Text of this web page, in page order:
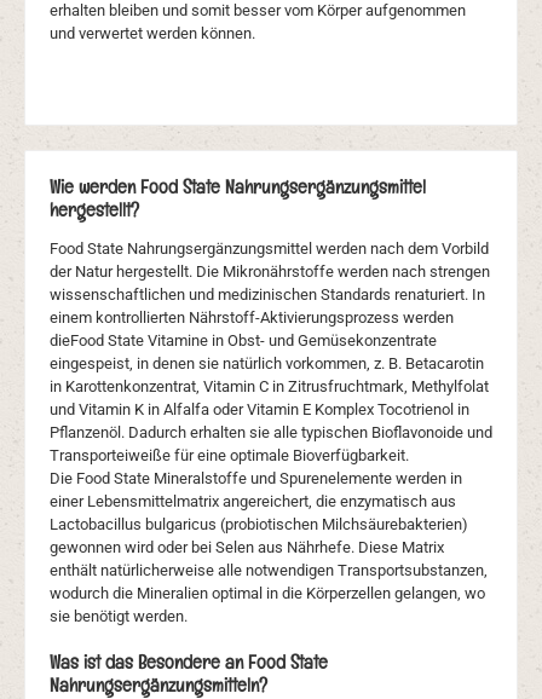
erhalten bleiben und somit besser vom Körper aufgenommen
und verwertet werden können.
Wie werden Food State Nahrungsergänzungsmittel
hergestellt?
Food State Nahrungsergänzungsmittel werden nach dem Vorbild
der Natur hergestellt. Die Mikronährstoffe werden nach strengen
wissenschaftlichen und medizinischen Standards renaturiert. In
einem kontrollierten Nährstoff-Aktivierungsprozess werden
dieFood State Vitamine in Obst- und Gemüsekonzentrate
eingespeist, in denen sie natürlich vorkommen, z. B. Betacarotin
in Karottenkonzentrat, Vitamin C in Zitrusfruchtmark, Methylfolat
und Vitamin K in Alfalfa oder Vitamin E Komplex Tocotrienol in
Pflanzenöl. Dadurch erhalten sie alle typischen Bioflavonoide und
Transporteiweiße für eine optimale Bioverfügbarkeit.
Die Food State Mineralstoffe und Spurenelemente werden in
einer Lebensmittelmatrix angereichert, die enzymatisch aus
Lactobacillus bulgaricus (probiotischen Milchsäurebakterien)
gewonnen wird oder bei Selen aus Nährhefe. Diese Matrix
enthält natürlicherweise alle notwendigen Transportsubstanzen,
wodurch die Mineralien optimal in die Körperzellen gelangen, wo
sie benötigt werden.
Was ist das Besondere an Food State
Nahrungsergänzungsmitteln?